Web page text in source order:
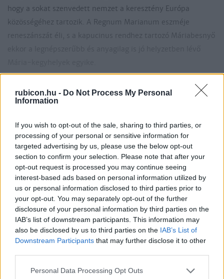
rubicon.hu - Do Not Process My Personal
Information
If you wish to opt-out of the sale, sharing to third parties, or
processing of your personal or sensitive information for
targeted advertising by us, please use the below opt-out
section to confirm your selection. Please note that after your
opt-out request is processed you may continue seeing
interest-based ads based on personal information utilized by
us or personal information disclosed to third parties prior to
your opt-out. You may separately opt-out of the further
disclosure of your personal information by third parties on the
IAB’s list of downstream participants. This information may
also be disclosed by us to third parties on the IAB’s List of
Downstream Participants that may further disclose it to other
Please note that this website/app uses one or more Google
Personal Data Processing Opt Outs
hogy a sokat szenvedett nemzet a keresztény Európa
közösségéhez tartozik. A Regnum Marianum eszméje
reneszánszát éli, s a kapucinus rendhez tartozó Máriabesnyő
A kapucinus tartományi vezetés 1941-ben a székelyföldi
(1899–1971) emelte házfőnökké. (Az atya előtte is a
kolostorban élt a közösség vikáriusaként.) Vilmos páter
rendkívül energikus, vitalitással teli egyéniség volt, ő
Próbálja ki a Rubicon Online-t
mindössze 200 Ft-ért, és olvassa a teljes
cikket, hirdetések nélkül!
Előfizetőként korlátlan hozzáférést kap
minden történelmi tartalmunkhoz:
A legújabb Rubicon-lapszámok
Több mint 370 korábbi lapszámunk
tartalma